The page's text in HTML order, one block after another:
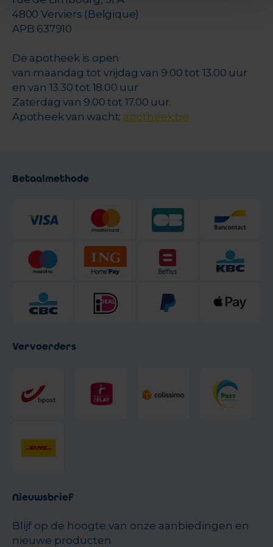
4800 Verviers (Belgique)
APB 637910
De apotheek is open
van maandag tot vrijdag van 9.00 tot 13.00 uur
en van 13.30 tot 18.00 uur
Zaterdag van 9.00 tot 17.00 uur.
Apotheek van wacht: apotheek.be
Betaalmethode
Vervoerders
Nieuwsbrief
Blijf op de hoogte van onze aanbiedingen en
nieuwe producten